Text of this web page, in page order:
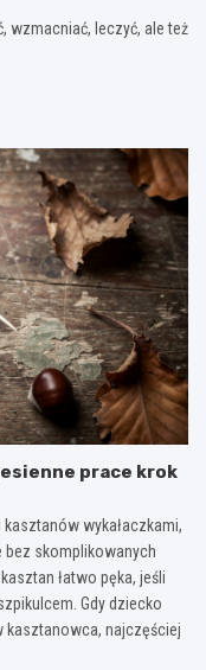
wzmacniać, leczyć, ale też
prace krok
wykałaczkami,
bez skomplikowanych
łatwo pęka, jeśli
Gdy dziecko
kasztanowca, najczęściej